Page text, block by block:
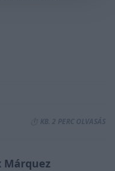
⏱️ KB. 2 PERC OLVASÁS
Márquez